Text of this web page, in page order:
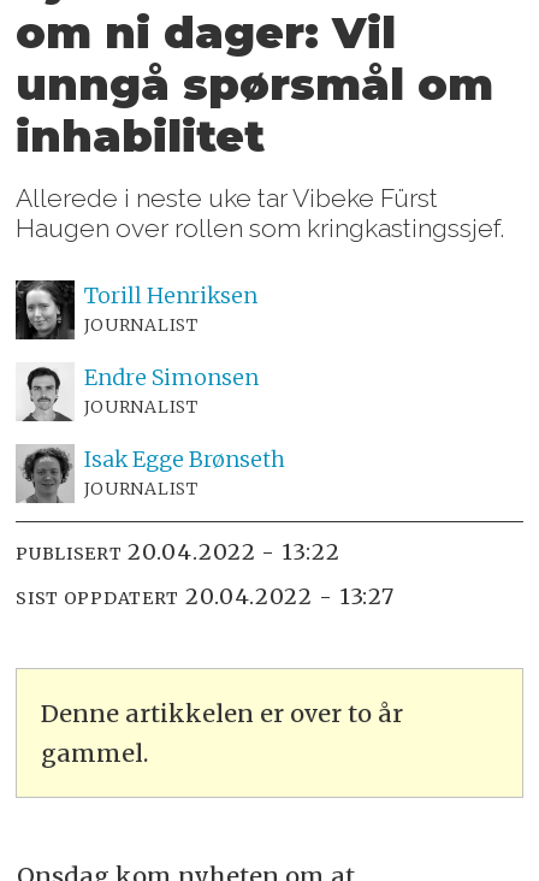
om ni dager: Vil
unngå spørsmål om
inhabilitet
Allerede i neste uke tar Vibeke Fürst
Haugen over rollen som kringkastingssjef.
TorillHenriksen
JOURNALIST
Endre Simonsen
JOURNALIST
IsakEgge Brønseth
JOURNALIST
PUBLISERT 20.04.2022 - 13:22
SIST OPPDATERT 20.04.2022 - 13:27
Denne artikkelen er over to år
gammel.